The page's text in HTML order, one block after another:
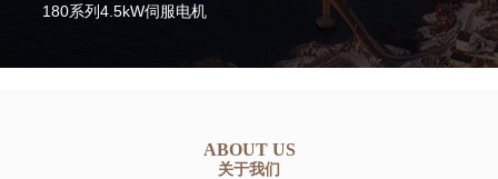
180系列4.5kW伺服电机
ABOUT US
关于我们